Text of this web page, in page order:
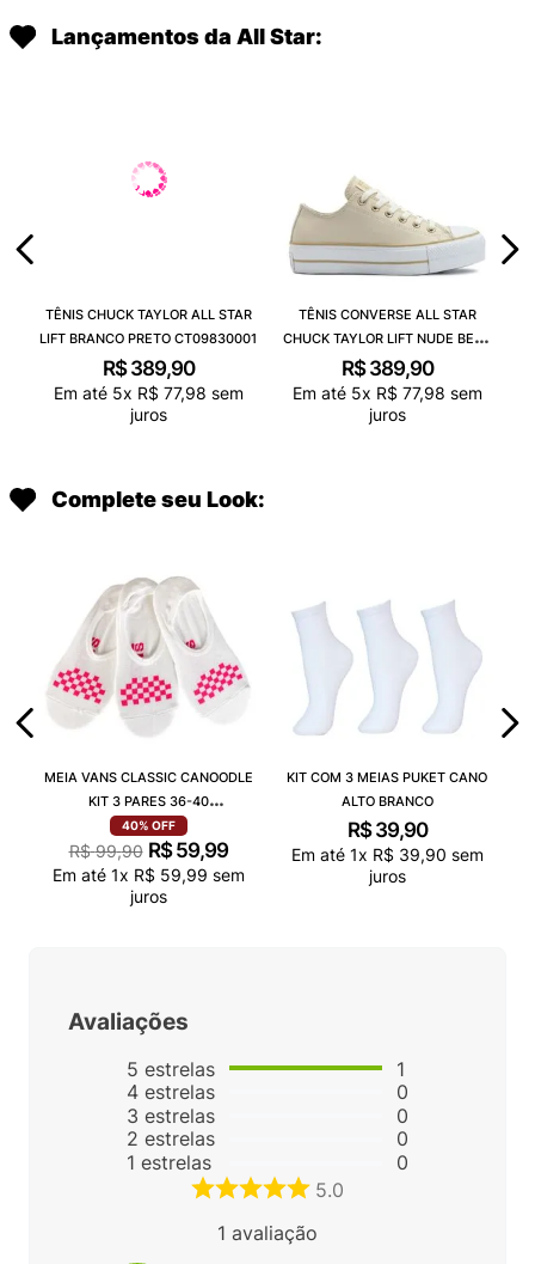
Lançamentos da All Star:
TÊNIS CHUCK TAYLOR ALL STAR
LIFT BRANCO PRETO CT09830001
R$ 389,90
Em até 5x R$ 77,98 sem
juros
TÊNIS CONVERSE ALL STAR
CHUCK TAYLOR LIFT NUDE BEGE
CLARO BRANCO CT09830003
R$ 389,90
Em até 5x R$ 77,98 sem
juros
Complete seu Look:
MEIA VANS CLASSIC CANOODLE
KIT 3 PARES 36-40
VN000QCAJU4
40% OFF
R$ 99,90 R$ 59,99
Em até 1x R$ 59,99 sem
juros
KIT COM 3 MEIAS PUKET CANO
ALTO BRANCO
R$ 39,90
Em até 1x R$ 39,90 sem
juros
Avaliações
5 estrelas
4 estrelas
3 estrelas
2 estrelas
1 estrelas
1
0
0
0
0
5.0
1 avaliação